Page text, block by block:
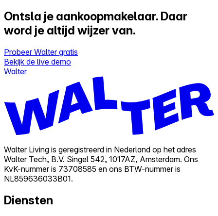
Ontsla je aankoopmakelaar. Daar
word je altijd wijzer van.
Probeer Walter gratis
Bekijk de live demo
Walter
Walter Living is geregistreerd in Nederland op het adres
Walter Tech, B.V. Singel 542, 1017AZ, Amsterdam. Ons
KvK-nummer is 73708585 en ons BTW-nummer is
NL859636033B01.
Diensten